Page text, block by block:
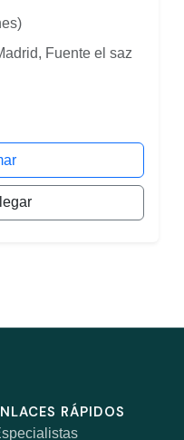
Fuente el saz
RÁPIDOS